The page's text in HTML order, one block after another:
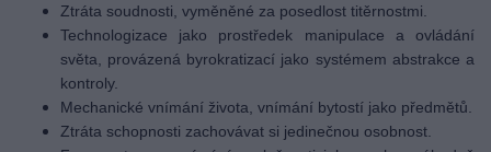
Ztráta soudnosti, vyměněné za posedlost titěrnostmi.
Technologizace jako prostředek manipulace a ovládání
světa, provázená byrokratizací jako systémem abstrakce a
kontroly.
Mechanické vnímání života, vnímání bytostí jako předmětů.
Ztráta schopnosti zachovávat si jedinečnou osobnost.